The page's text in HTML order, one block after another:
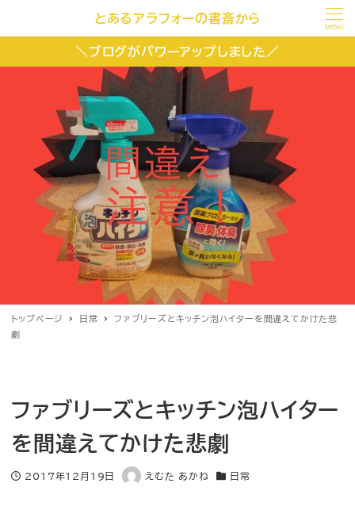
とあるアラフォーの書斎から
MENU
＼ブログがパワーアップしました／
トップページ 日常
ファブリーズとキッチン泡ハイターを間違えてかけた悲
劇
ファブリーズとキッチン泡ハイター
を間違えてかけた悲劇
投稿日
2017年12月19日
著
えむた あかね
カテゴリー
日常